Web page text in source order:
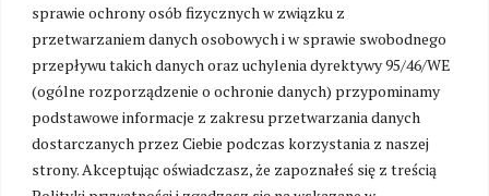
sprawie ochrony osób fizycznych w związku z
przetwarzaniem danych osobowych i w sprawie swobodnego
przepływu takich danych oraz uchylenia dyrektywy 95/46/WE
(ogólne rozporządzenie o ochronie danych) przypominamy
podstawowe informacje z zakresu przetwarzania danych
dostarczanych przez Ciebie podczas korzystania z naszej
strony. Akceptując oświadczasz, że zapoznałeś się z treścią